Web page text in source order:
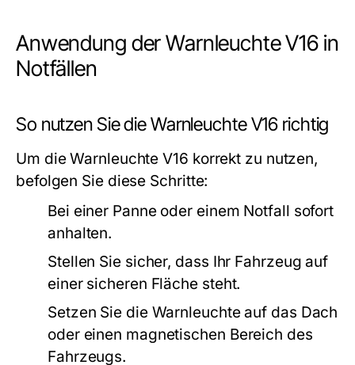
Anwendung der Warnleuchte V16 in
Notfällen
So nutzen Sie die Warnleuchte V16 richtig
Um die Warnleuchte V16 korrekt zu nutzen,
befolgen Sie diese Schritte:
Bei einer Panne oder einem Notfall sofort
anhalten.
Stellen Sie sicher, dass Ihr Fahrzeug auf
einer sicheren Fläche steht.
Setzen Sie die Warnleuchte auf das Dach
oder einen magnetischen Bereich des
Fahrzeugs.